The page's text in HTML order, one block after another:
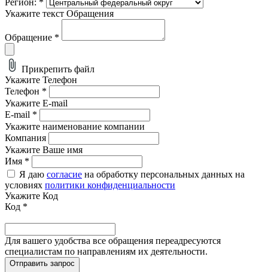
Укажите текст Обращения
Обращение *
Прикрепить файл
Укажите Телефон
Телефон *
Укажите E-mail
E-mail *
Укажите наименование компании
Компания
Укажите Ваше имя
Имя *
Я даю согласие на обработку персональных данных на
условиях политики конфиденциальности
Укажите Код
Код *
Для вашего удобства все обращения переадресуются
специалистам по направлениям их деятельности.
Отправить запрос